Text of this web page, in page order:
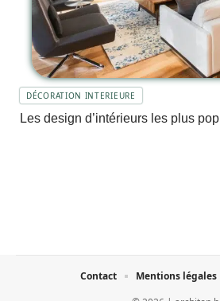
DÉCORATION INTERIEURE
Les design d’intérieurs les plus
Contact Mentions légales